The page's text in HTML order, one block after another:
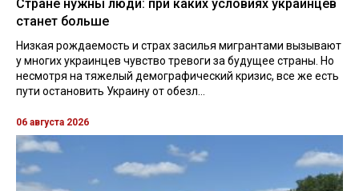
Стране нужны люди: при каких условиях украинцев
станет больше
Низкая рождаемость и страх засилья мигрантами вызывают
у многих украинцев чувство тревоги за будущее страны. Но
несмотря на тяжелый демографический кризис, все же есть
пути остановить Украину от обезл...
06 августа 2026